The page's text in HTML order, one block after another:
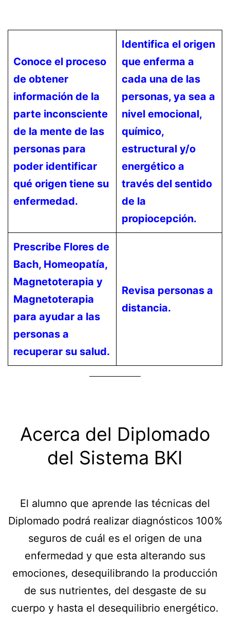
Conoce el proceso
de obtener
información de la
parte inconsciente
de la mente de las
personas para
poder identificar
qué origen tiene su
enfermedad.
Identifica el origen
que enferma a
cada una de las
personas, ya sea a
nivel emocional,
químico,
estructural y/o
energético a
través del sentido
de la
propiocepción.
Prescribe Flores de
Bach, Homeopatía,
Magnetoterapia y
Magnetoterapia
para ayudar a las
personas a
recuperar su salud.
Revisa personas a
distancia.
Acerca del Diplomado
del Sistema BKI
El alumno que aprende las técnicas del
Diplomado podrá realizar diagnósticos 100%
seguros de cuál es el origen de una
enfermedad y que esta alterando sus
emociones, desequilibrando la producción
de sus nutrientes, del desgaste de su
cuerpo y hasta el desequilibrio energético.